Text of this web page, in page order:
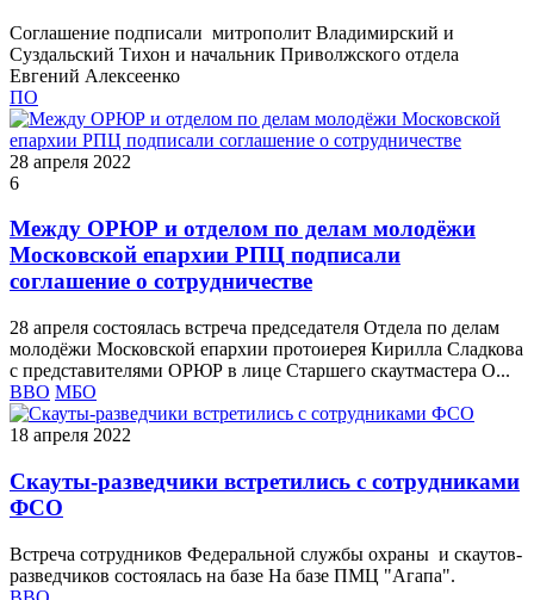
Соглашение подписали митрополит Владимирский и
Суздальский Тихон и начальник Приволжского отдела
Евгений Алексеенко
ПО
28 апреля 2022
6
Между ОРЮР и отделом по делам молодёжи
Московской епархии РПЦ подписали
соглашение о сотрудничестве
28 апреля состоялась встреча председателя Отдела по делам
молодёжи Московской епархии протоиерея Кирилла Сладкова
с представителями ОРЮР в лице Старшего скаутмастера О...
ВВО МБО
18 апреля 2022
Скауты-разведчики встретились с сотрудниками
ФСО
Встреча сотрудников Федеральной службы охраны и скаутов-
разведчиков состоялась на базе На базе ПМЦ "Агапа".